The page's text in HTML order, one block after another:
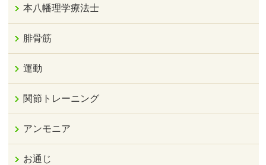
本八幡理学療法士
腓骨筋
運動
関節トレーニング
アンモニア
お通じ